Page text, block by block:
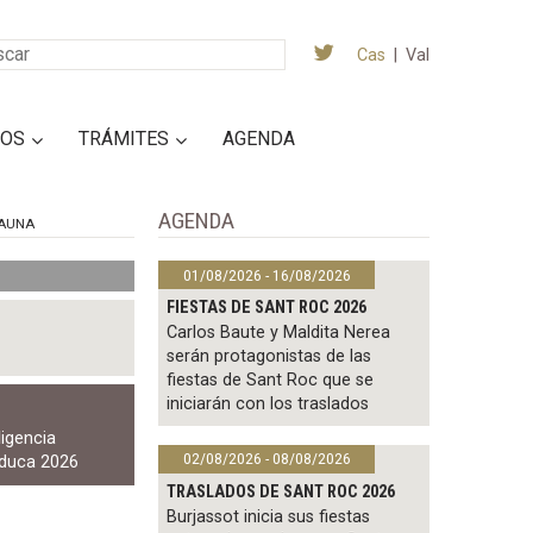
Cas Val
TRÁMITES AGENDA
2026
AGENDA
01/08/2026 - 16/08/2026
FIESTAS DE SANT ROC 2026
Carlos Baute y Maldita Nerea
serán protagonistas de las
fiestas de Sant Roc que se
iniciarán con los traslados
02/08/2026 - 08/08/2026
TRASLADOS DE SANT ROC 2026
Burjassot inicia sus fiestas